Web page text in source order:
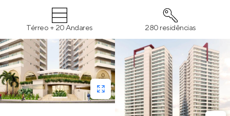
Térreo + 20 Andares 280 residências